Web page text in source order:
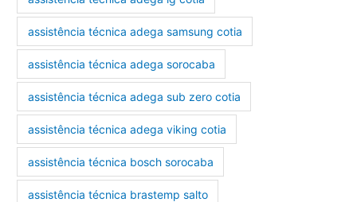
assistência técnica adega samsung cotia
assistência técnica adega sorocaba
assistência técnica adega sub zero cotia
assistência técnica adega viking cotia
assistência técnica bosch sorocaba
assistência técnica brastemp salto